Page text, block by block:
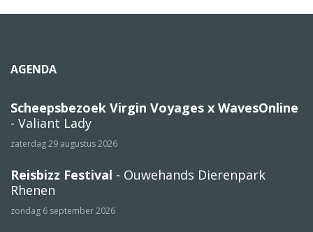
AGENDA
Scheepsbezoek Virgin Voyages x WavesOnline
- Valiant Lady
zaterdag 29 augustus 2026
Reisbizz Festival - Ouwehands Dierenpark
Rhenen
zondag 6 september 2026